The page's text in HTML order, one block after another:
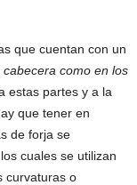
que cuentan con un
como en los
estas partes y a la
que tener en
de forja se
, los cuales se utilizan
curvaturas o